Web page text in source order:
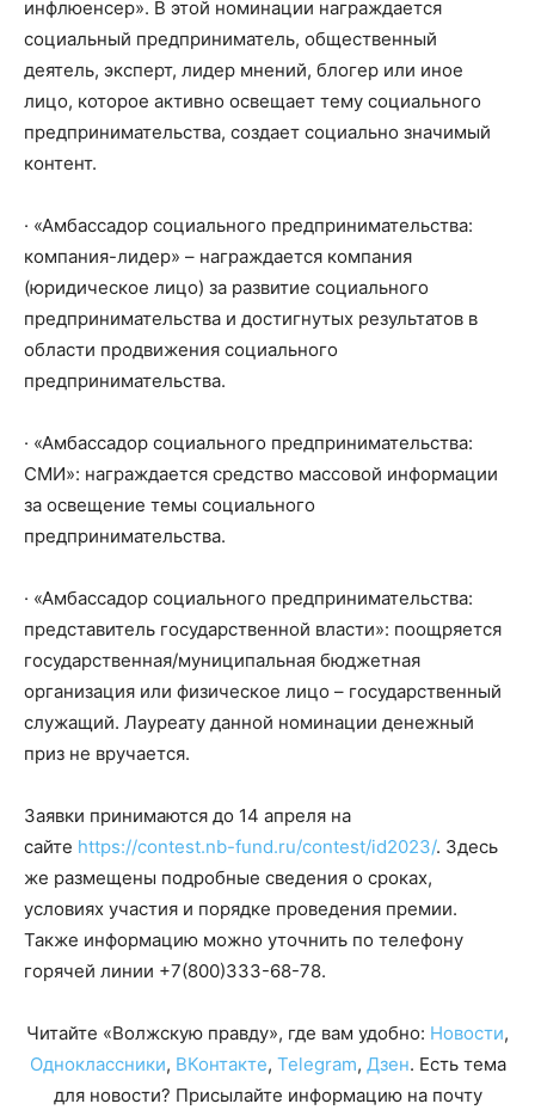
инфлюенсер». В этой номинации награждается
социальный предприниматель, общественный
деятель, эксперт, лидер мнений, блогер или иное
лицо, которое активно освещает тему социального
предпринимательства, создает социально значимый
контент.
· «Амбассадор социального предпринимательства:
компания-лидер» – награждается компания
(юридическое лицо) за развитие социального
предпринимательства и достигнутых результатов в
области продвижения социального
предпринимательства.
· «Амбассадор социального предпринимательства:
СМИ»: награждается средство массовой информации
за освещение темы социального
предпринимательства.
· «Амбассадор социального предпринимательства:
представитель государственной власти»: поощряется
государственная/муниципальная бюджетная
организация или физическое лицо – государственный
служащий. Лауреату данной номинации денежный
приз не вручается.
Заявки принимаются до 14 апреля на
сайте https://contest.nb-fund.ru/contest/id2023/. Здесь
же размещены подробные сведения о сроках,
условиях участия и порядке проведения премии.
Также информацию можно уточнить по телефону
горячей линии +7(800)333-68-78.
Читайте «Волжскую правду», где вам удобно: Новости,
Одноклассники, ВКонтакте, Telegram, Дзен. Есть тема
для новости? Присылайте информацию на почту